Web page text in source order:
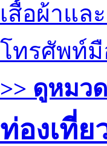
เสื้อผ้าแล
โทรศัพท์
>> ดูหมว
ท่องเที่ย